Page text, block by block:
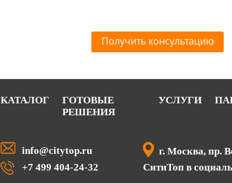
Получить консультацию
КАТАЛОГ
ГОТОВЫЕ
РЕШЕНИЯ
УСЛУГИ
info@citytop.ru
+7 499 404-24-32
г. Москва, пр.
СитиТоп в